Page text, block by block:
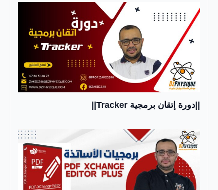
||دورة إتقان برمجية Tracker||